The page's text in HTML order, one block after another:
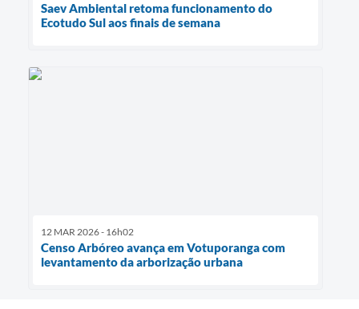
Saev Ambiental retoma funcionamento do
Ecotudo Sul aos finais de semana
12 MAR 2026 - 16h02
Censo Arbóreo avança em Votuporanga com
levantamento da arborização urbana